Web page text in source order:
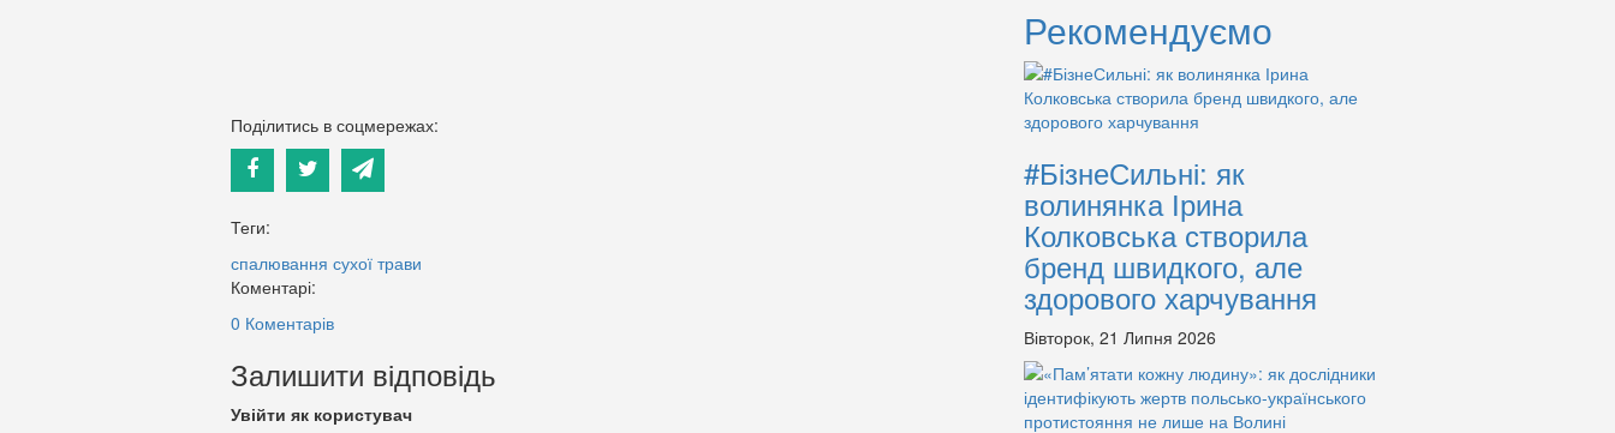
Поділитись в соцмережах:
Теги:
спалювання сухої трави
Коментарі:
0 Коментарів
Залишити відповідь
Увійти як користувач
Рекомендуємо
#БізнеСильні: як
волинянка Ірина
Колковська створила
бренд швидкого, але
здорового харчування
Вівторок, 21 Липня 2026